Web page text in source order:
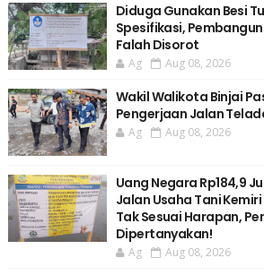
Diduga Gunakan Besi
Spesifikasi,
Falah Disorot
Ag Aug 08, 2026
Wakil Walikota Binjai
Pengerjaan Jalan
Ag Aug 08, 2026
Uang Negara Rp184,9
Jalan Usaha Tani
Tak Sesuai Harapan,
Dipertanyakan!
Ag Aug 08, 2026